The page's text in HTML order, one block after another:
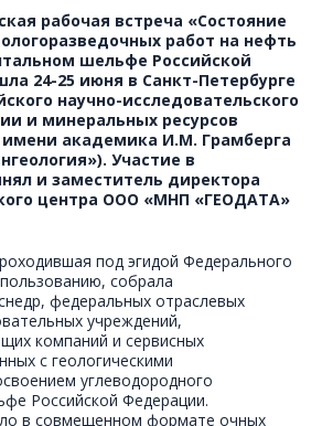
рабочая встреча «Состояние
работ на нефть
шельфе Российской
24-25 июня в Санкт-Петербурге
научно-исследовательского
и минеральных ресурсов
академика И.М. Грамберга
Участие в
и заместитель директора
центра ООО «МНП «ГЕОДАТА»
под эгидой Федерального
собрала
федеральных отраслевых
учреждений,
компаний и сервисных
с геологическими
углеводородного
Российской Федерации.
в совмещенном формате очных